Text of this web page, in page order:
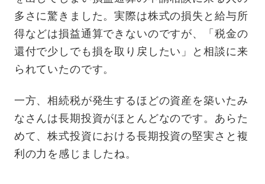
多さに驚きました。実際は株式の損失と給与所
得などは損益通算できないのですが、「税金の
還付で少しでも損を取り戻したい」と相談に来
られていたのです。
一方、相続税が発生するほどの資産を築いたみ
なさんは長期投資がほとんどなのです。あらた
めて、株式投資における長期投資の堅実さと複
利の力を感じましたね。